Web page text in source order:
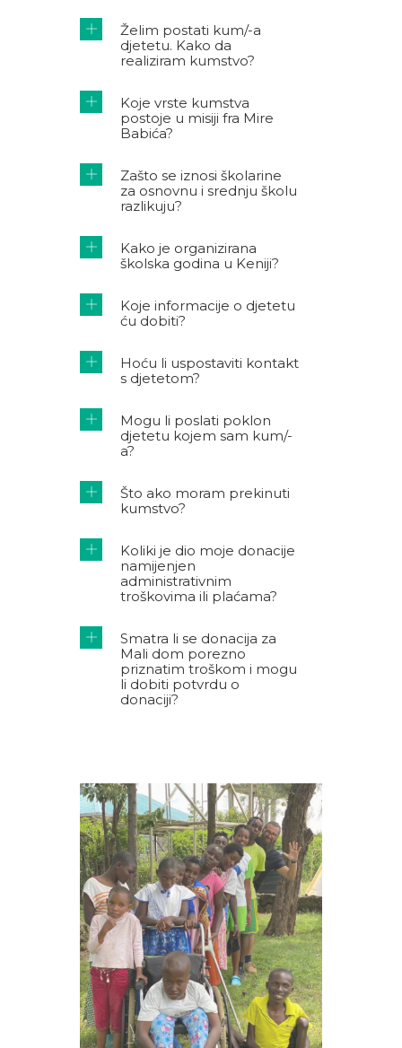
Želim postati kum/-a
djetetu. Kako da
realiziram kumstvo?
Koje vrste kumstva
postoje u misiji fra Mire
Babića?
Zašto se iznosi školarine
za osnovnu i srednju školu
razlikuju?
Kako je organizirana
školska godina u Keniji?
Koje informacije o djetetu
ću dobiti?
Hoću li uspostaviti kontakt
s djetetom?
Mogu li poslati poklon
djetetu kojem sam kum/-
a?
Što ako moram prekinuti
kumstvo?
Koliki je dio moje donacije
namijenjen
administrativnim
troškovima ili plaćama?
Smatra li se donacija za
Mali dom porezno
priznatim troškom i mogu
li dobiti potvrdu o
donaciji?